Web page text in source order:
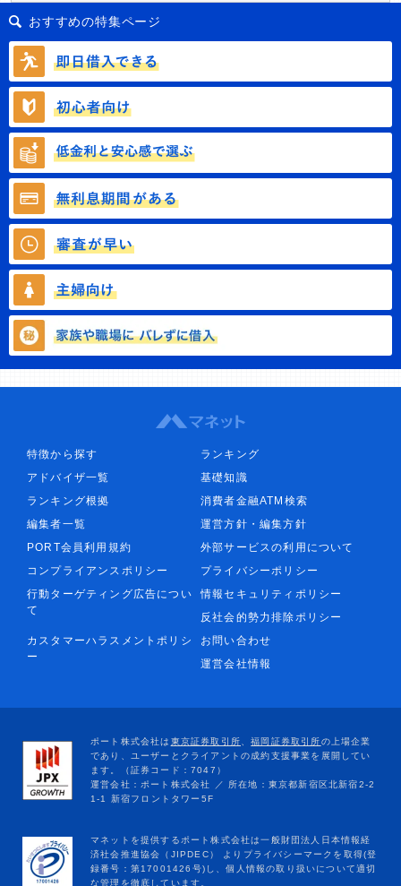
おすすめの特集ページ
特徴から探す
ランキング
アドバイザ一覧
基礎知識
ランキング根拠
消費者金融ATM検索
編集者一覧
運営方針・編集方針
PORT会員利用規約
外部サービスの利用について
コンプライアンスポリシー
プライバシーポリシー
行動ターゲティング広告につい
て
情報セキュリティポリシー
反社会的勢力排除ポリシー
カスタマーハラスメントポリシ
ー
お問い合わせ
運営会社情報